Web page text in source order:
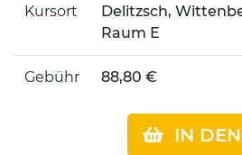
Kursort
Delitzsch,
Raum E
Gebühr 88,80 €
IN